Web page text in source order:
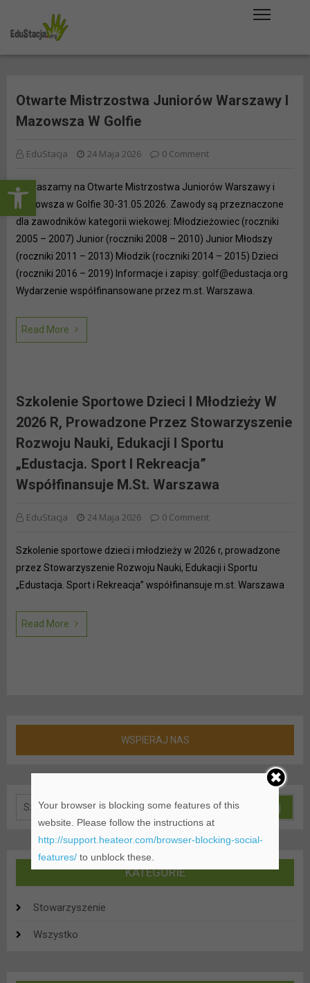
Open toolbar
content
Otwarte Mistrzostwa Juniorów Warszawy I
Mazowsza W Golfie
EduStacja 24 Maja 2026 0 Comment
Zapraszamy na Otwarte Mistrzostwa Juniorów Warszawy i
Mazowsza w Golfie 30-31.05.2026. Zawody są przeznaczone
dla zawodników kategorii wiekowej: Młodzieżowiec (roczniki
2005 – 2007) Junior (roczniki 2008 – 2010) Junior Młodszy
(roczniki 2011 – 2013) Młodzik (roczniki 2014 – 2015) Dzieci
(roczniki 2016 – 2019) Informacje i zapisy: golf@edustacja.org
Wydarzenie współfinansowane przez m.st. Warszawa.
Read More
Szkolenie Sportowe Dzieci I Młodzieży W
2026 R, Prowadzone Przez Stowarzyszenie
Rozwoju Nauki, Edukacji I Sportu
„Edustacja. Sport I Rekreacja”
Współfinansuje M.st. Warszawa
EduStacja 24 Maja 2026 0 Comment
Szkolenie sportowe dzieci i młodzieży w 2026 r, prowadzone
przez Stowarzyszenie Rozwoju Nauki, Edukacji i Sportu
„Edustacja. Sport i Rekreacja” współfinansuje m.st. Warszawa
Read More
WSPIERAJ NAS
Szukaj:
KATEGORIE
Stowarzyszenie
Wszystko
Your browser is blocking some features of this
website. Please follow the instructions at
http://support.heateor.com/browser-blocking-social-
features/to unblock these.